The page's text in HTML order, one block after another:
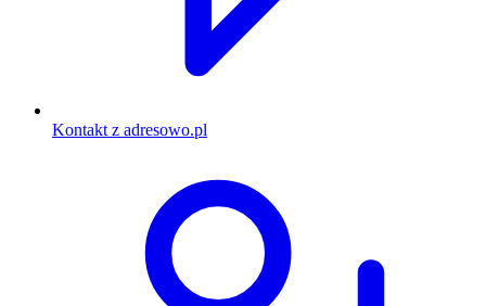
Kontakt z adresowo.pl